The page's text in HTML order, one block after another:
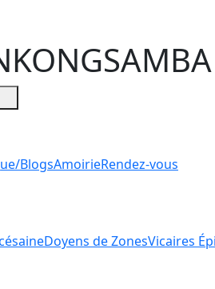
BlogsAmoirieRendez-vous
Doyens de ZonesVicaires